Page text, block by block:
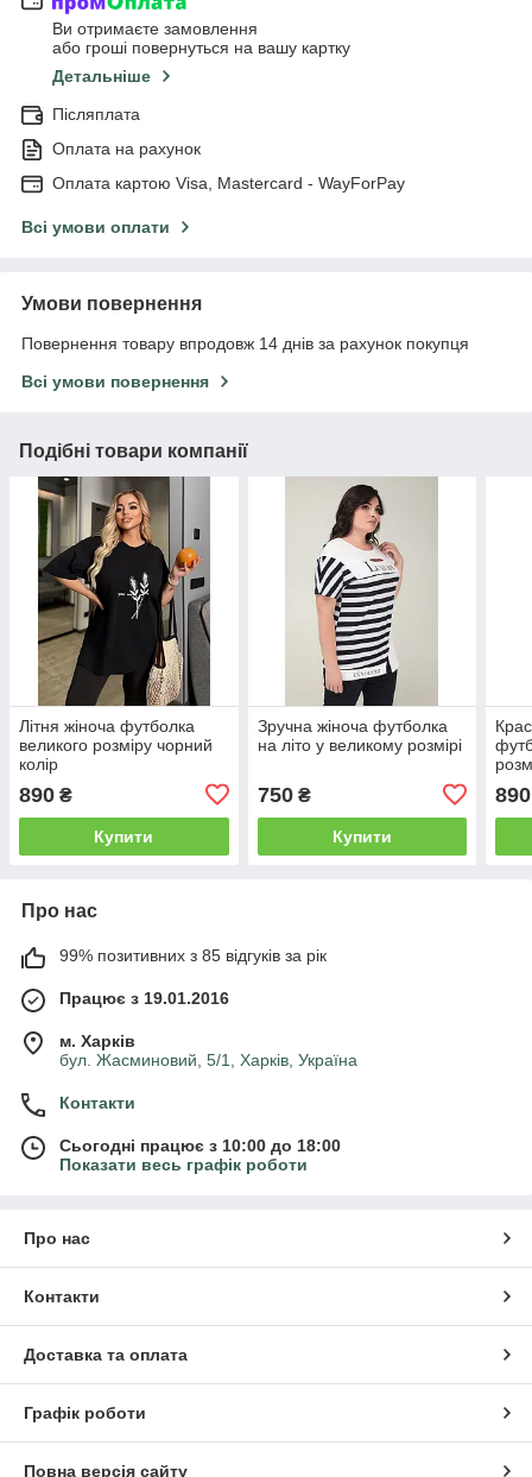
Ви отримаєте замовлення
або гроші повернуться на вашу картку
Детальніше
Післяплата
Оплата на рахунок
Оплата картою Visa, Mastercard - WayForPay
Всі умови оплати
Умови повернення
Повернення товару впродовж 14 днів за рахунок покупця
Всі умови повернення
Подібні товари компанії
Літня жіноча футболка
великого розміру чорний
колір
890 ₴
Купити
Зручна жіноча футболка
на літо у великому розмірі
750₴
Купити
890
Про нас
99% позитивних з 85 відгуків за рік
Працює з 19.01.2016
м. Харків
бул. Жасминовий, 5/1, Харків, Україна
Контакти
Сьогодні працює з 10:00 до 18:00
Показати весь графік роботи
Про нас
Контакти
Доставка та оплата
Графік роботи
Повна версія сайту